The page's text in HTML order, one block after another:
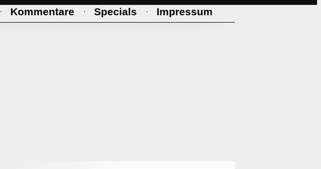
· Kommentare · Specials · Impressum